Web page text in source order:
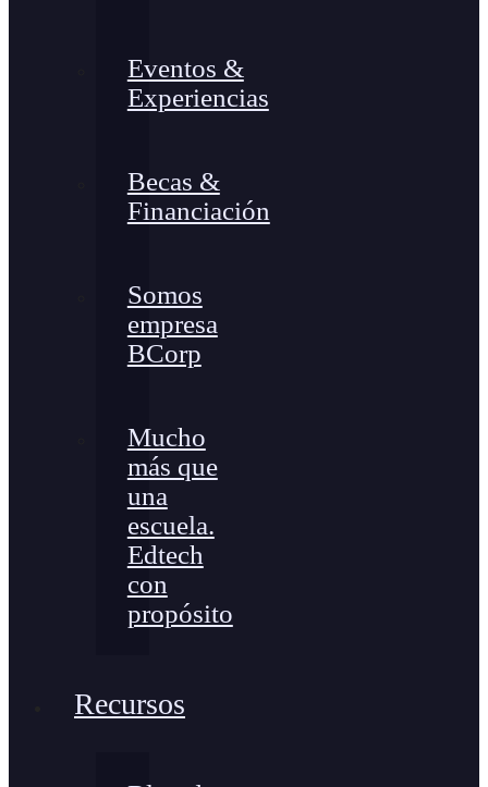
Eventos &
Experiencias
Becas &
Financiación
Somos
empresa
BCorp
Mucho
más que
una
escuela.
Edtech
con
propósito
Recursos